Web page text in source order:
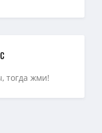
из 8) / The Count of
тогда жми!